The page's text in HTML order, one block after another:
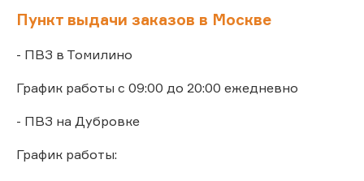
Пункт выдачи заказов в Москве
- ПВЗ в Томилино
График работы с 09:00 до 20:00 ежедневно
- ПВЗ на Дубровке
График работы: